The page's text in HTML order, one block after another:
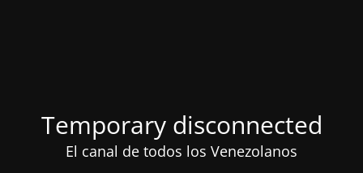
Temporary disconnected
El canal de todos los Venezolanos